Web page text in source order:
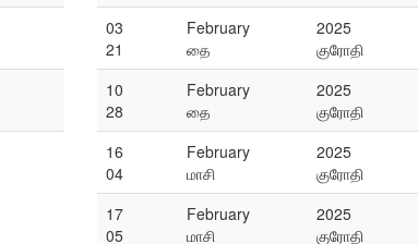
03
21
February
தை
2025
குரோதி
10
28
February
தை
2025
குரோதி
16
04
February
மாசி
2025
குரோதி
17
05
February
மாசி
2025
குரோதி